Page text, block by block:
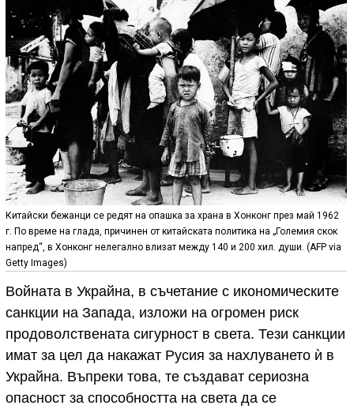
Китайски бежанци се редят на опашка за храна в Хонконг през май 1962
г. По време на глада, причинен от китайската политика на „Големия скок
напред“, в Хонконг нелегално влизат между 140 и 200 хил. души. (AFP via
Getty Images)
Войната в Украйна, в съчетание с икономическите
санкции на Запада, изложи на огромен риск
продоволствената сигурност в света. Тези санкции
имат за цел да накажат Русия за нахлуването ѝ в
Украйна. Въпреки това, те създават сериозна
опасност за способността на света да се